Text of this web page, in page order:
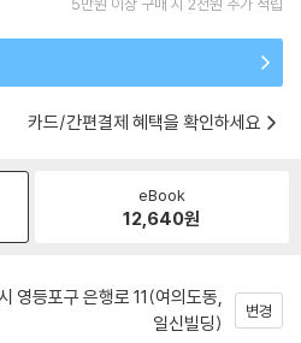
카드/간편결제 혜택을 확인하세요
eBook
12,640원
영등포구 은행로 11(여의도동,
일신빌딩)
변경